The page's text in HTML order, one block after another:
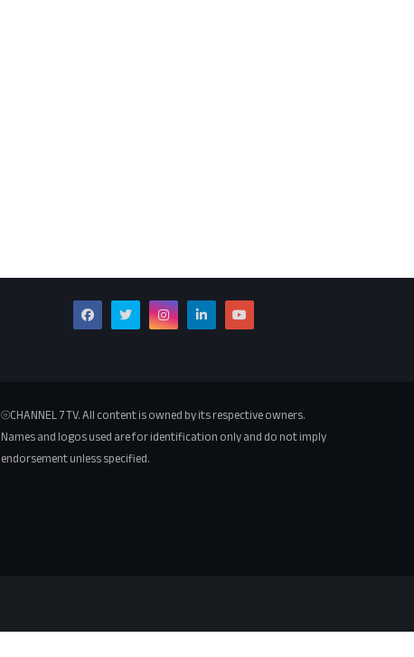
⦾CHANNEL 7 TV. All content is owned by its respective owners.
Names and logos used are for identification only and do not imply
endorsement unless specified.